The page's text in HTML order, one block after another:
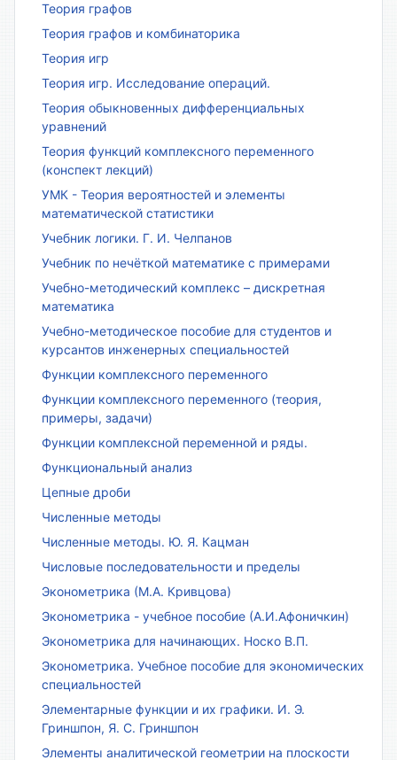
Теория графов
Теория графов и комбинаторика
Теория игр
Теория игр. Исследование операций.
Теория обыкновенных дифференциальных
уравнений
Теория функций комплексного переменного
(конспект лекций)
УМК - Теория вероятностей и элементы
математической статистики
Учебник логики. Г. И. Челпанов
Учебник по нечёткой математике с примерами
Учебно-методический комплекс – дискретная
математика
Учебно-методическое пособие для студентов и
курсантов инженерных специальностей
Функции комплексного переменного
Функции комплексного переменного (теория,
примеры, задачи)
Функции комплексной переменной и ряды.
Функциональный анализ
Цепные дроби
Численные методы
Численные методы. Ю. Я. Кацман
Числовые последовательности и пределы
Эконометрика (М.А. Кривцова)
Эконометрика - учебное пособие (А.И.Афоничкин)
Эконометрика для начинающих. Носко В.П.
Эконометрика. Учебное пособие для экономических
специальностей
Элементарные функции и их графики. И. Э.
Гриншпон, Я. С. Гриншпон
Элементы аналитической геометрии на плоскости